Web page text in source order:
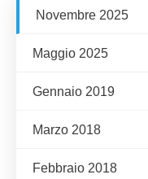
Novembre 2025
Maggio 2025
Gennaio 2019
Marzo 2018
Febbraio 2018